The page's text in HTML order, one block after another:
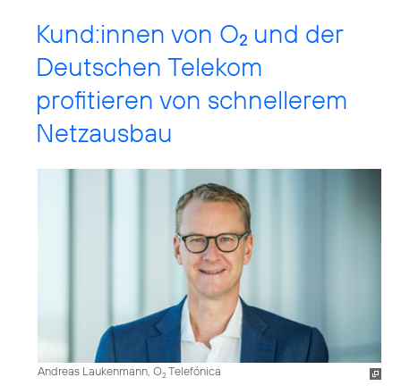
Kund:innen von O2 und der
Deutschen Telekom
profitieren von schnellerem
Netzausbau
Andreas Laukenmann, O2Telefónica